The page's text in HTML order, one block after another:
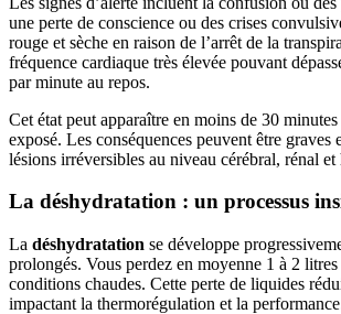
une perte de conscience ou des crises
rouge et sèche en raison de l’arrêt de la
fréquence cardiaque très élevée pouvant
par minute au repos.
Cet état peut apparaître en moins de 30
exposé. Les conséquences peuvent être graves
lésions irréversibles au niveau cérébral, rénal et
La déshydratation : un processus
La déshydratation se développe
prolongés. Vous perdez en moyenne 1 à 2 litres
conditions chaudes. Cette perte de liquides
impactant la thermorégulation et la